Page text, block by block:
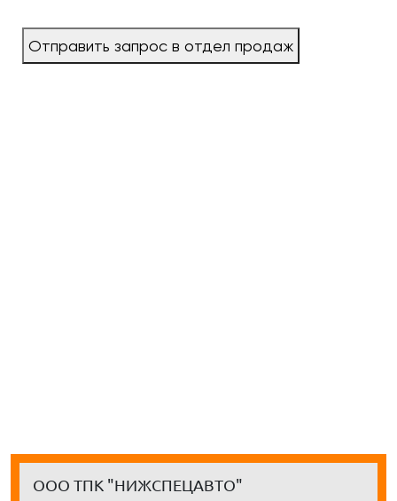
Отправить запрос в отдел продаж
ООО ТПК "НИЖСПЕЦАВТО"